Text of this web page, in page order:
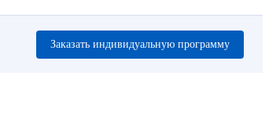
Заказать индивидуальную программу